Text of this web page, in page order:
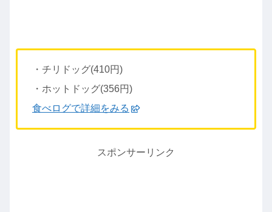
・チリドッグ(410円)
・ホットドッグ(356円)
食べログで詳細をみる
スポンサーリンク